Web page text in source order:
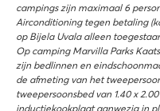
campings zijn maximaal 6
Airconditioning tegen betaling
op Bijela Uvala alleen
Op camping Marvilla Parks
zijn bedlinnen en
de afmeting van het
tweepersoonsbed van 1.40 x
inductiekookplaat aanwezig in